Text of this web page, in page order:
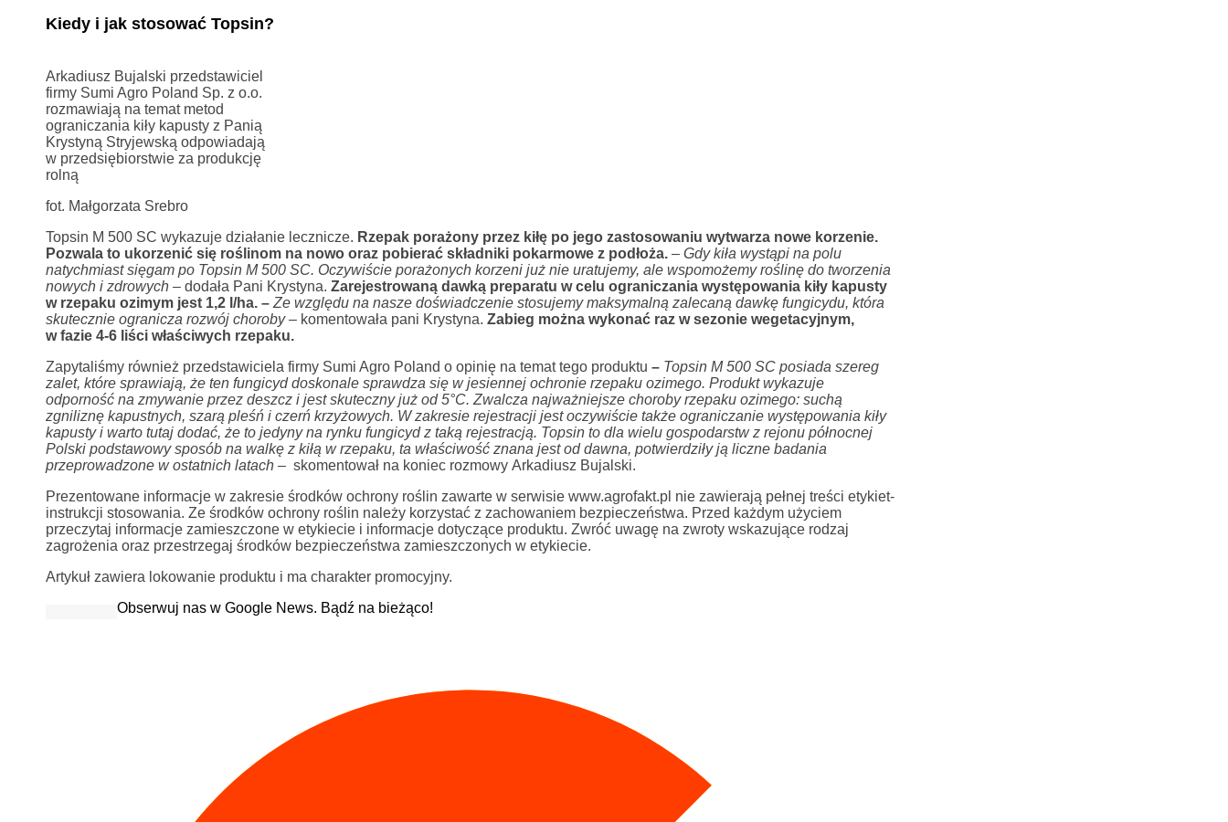
Kiedy i jak stosować Topsin?
Arkadiusz Bujalski przedstawiciel
firmy Sumi Agro Poland Sp. z o.o.
rozmawiają na temat metod
ograniczania kiły kapusty z Panią
Krystyną Stryjewską odpowiadają
w przedsiębiorstwie za produkcję
rolną
fot. Małgorzata Srebro
Topsin M 500 SC wykazuje działanie lecznicze. Rzepak porażony przez kiłę po jego zastosowaniu wytwarza nowe korzenie.
Pozwala to ukorzenić się roślinom na nowo oraz pobierać składniki pokarmowe z podłoża.– Gdy kiła wystąpi na polu
natychmiast sięgam po Topsin M 500 SC. Oczywiście porażonych korzeni już nie uratujemy, ale wspomożemy roślinę do tworzenia
nowych i zdrowych – dodała Pani Krystyna. Zarejestrowaną dawką preparatu w celu ograniczania występowania kiły kapusty
w rzepaku ozimym jest 1,2 l/ha. – Ze względu na nasze doświadczenie stosujemy maksymalną zalecaną dawkę fungicydu, która
skutecznie ogranicza rozwój choroby– komentowała pani Krystyna. Zabieg można wykonać raz w sezonie wegetacyjnym,
w fazie 4-6 liści właściwych rzepaku.
Zapytaliśmy również przedstawiciela firmy Sumi Agro Poland o opinię na temat tego produktu – Topsin M 500 SC posiada szereg
zalet, które sprawiają, że ten fungicyd doskonale sprawdza się w jesiennej ochronie rzepaku ozimego. Produkt wykazuje
odporność na zmywanie przez deszcz i jest skuteczny już od 5°C. Zwalcza najważniejsze choroby rzepaku ozimego: suchą
zgniliznę kapustnych, szarą pleśń i czerń krzyżowych. W zakresie rejestracji jest oczywiście także ograniczanie występowania kiły
kapusty i warto tutaj dodać, że to jedyny na rynku fungicyd z taką rejestracją. Topsin to dla wielu gospodarstw z rejonu północnej
Polski podstawowy sposób na walkę z kiłą w rzepaku, ta właściwość znana jest od dawna, potwierdziły ją liczne badania
przeprowadzone w ostatnich latach – skomentował na koniec rozmowy Arkadiusz Bujalski.
Prezentowane informacje w zakresie środków ochrony roślin zawarte w serwisie www.agrofakt.pl nie zawierają pełnej treści etykiet-
instrukcji stosowania. Ze środków ochrony roślin należy korzystać z zachowaniem bezpieczeństwa. Przed każdym użyciem
przeczytaj informacje zamieszczone w etykiecie i informacje dotyczące produktu. Zwróć uwagę na zwroty wskazujące rodzaj
zagrożenia oraz przestrzegaj środków bezpieczeństwa zamieszczonych w etykiecie.
Artykuł zawiera lokowanie produktu i ma charakter promocyjny.
Obserwuj nas w Google News. Bądź na bieżąco!